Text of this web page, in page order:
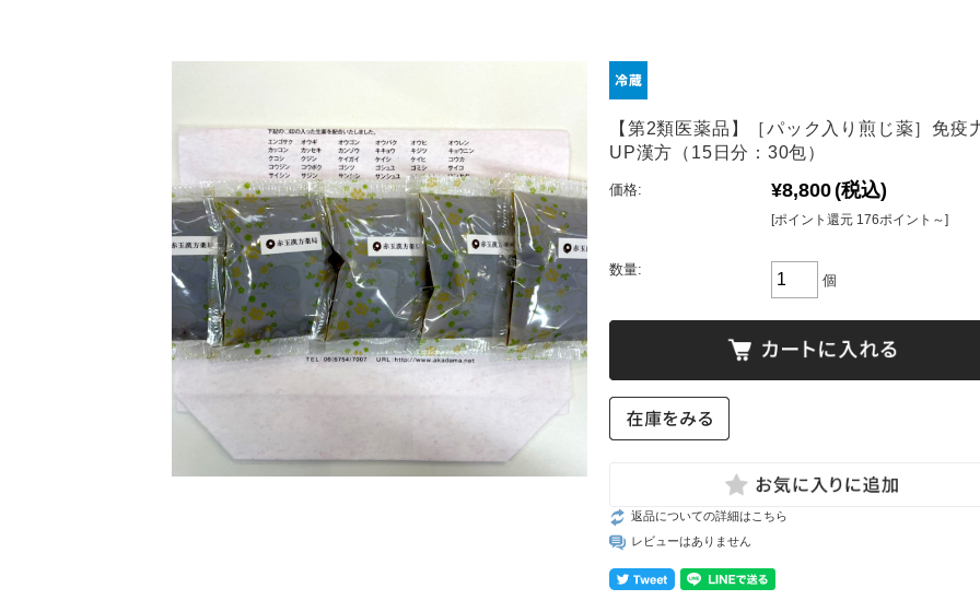
【第2類医薬品】［パック入り煎じ薬］免疫
UP漢方（15日分：30包）
価格: ¥8,800(税込)
[ポイント還元 176ポイント～]
数量:
個
返品についての詳細はこちら
レビューはありません